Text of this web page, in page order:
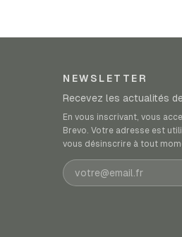
NEWSLETTER
Recevez les actualités de
En vous inscrivant, vous
Brevo. Votre adresse est
vous désinscrire à tout
Adresse e-mail